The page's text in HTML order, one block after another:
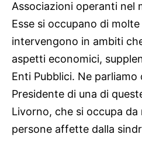
Associazioni operanti nel
Esse si occupano di
intervengono in ambiti
aspetti economici,
Enti Pubblici. Ne parliamo
Presidente di una di
Livorno, che si occupa da
persone affette dalla